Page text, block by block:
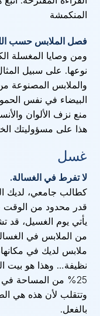
المنكمشة
فصل الملابس حسب
ومن وصايا المغسلة
نوعها. على سبيل
والملابس المصنوعة
البيضاء في نفس
منع نزف الألوان
هذا على مسؤوليتك
غسل
لا تفرط في الغسالة.
كطالب جامعي، لديك
قدر محدود من الوقت
يأتي يوم الغسيل، قد
من الملابس في
ملابس لديك في
نظيفة… وهذا هو بيت
25% من المساحة
وتتقلب لأن هذه هي
بالفعل.